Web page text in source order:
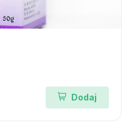
Dodaj